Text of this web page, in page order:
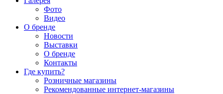
Фото
Видео
О бренде
Новости
Выставки
О бренде
Контакты
Где купить?
Розничные магазины
Рекомендованные интернет-магазины